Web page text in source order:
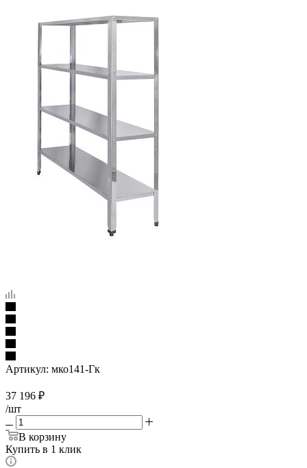
Артикул: мко141-Гк
37 196 ₽
/шт
В корзину
Купить в 1 клик